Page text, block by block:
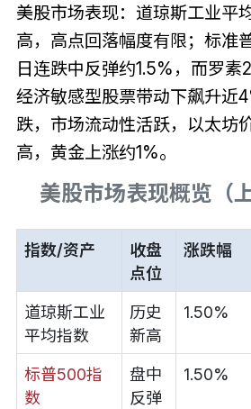
美股市场表现：道琼斯工业平
高，高点回落幅度有限；标准
日连跌中反弹约1.5%，而罗
经济敏感型股票带动下飙升近
跌，市场流动性活跃，以太坊
高，黄金上涨约1%。
美股市场表现概览（
指数/资产
收盘
点位
涨跌幅
道琼斯工业
平均指数
历史
新高
1.50%
标普500指
数
盘中
反弹
1.50%